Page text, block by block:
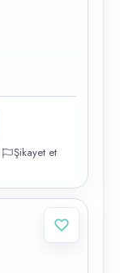
Şikayet et